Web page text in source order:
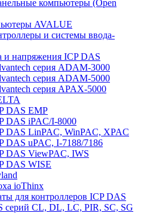
компьютеры (Open
AVALUE
и системы ввода-
и напряжения ICP DAS
серия ADAM-3000
серия ADAM-5000
серия APAX-5000
DAS EMP
DAS iPAC/I-8000
DAS LinPAC, WinPAC, XPAC
DAS uPAC, I-7188/7186
DAS ViewPAC, IWS
DAS WISE
ioThinx
для контроллеров ICP DAS
серий CL, DL, LC, PIR, SC, SG